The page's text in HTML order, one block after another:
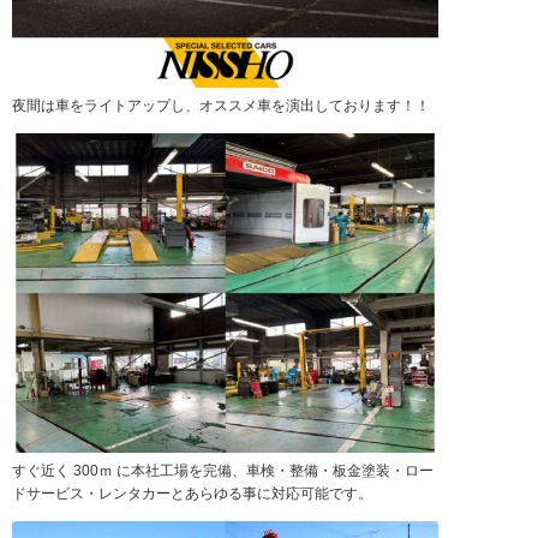
夜間は車をライトアップし、オススメ車を演出しております！！
すぐ近く 300ｍ に本社工場を完備、車検・整備・板金塗装・ロー
ドサービス・レンタカーとあらゆる事に対応可能です。